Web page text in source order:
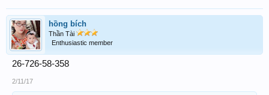
hồng bích
Thần Tài
Enthusiastic member
26-726-58-358
2/11/17